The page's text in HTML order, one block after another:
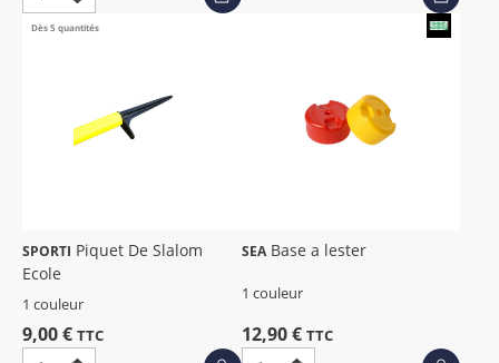
Dès 5 quantités
SPORTI
Ecole
1 couleur
9,00 € TTC
SEA Base a lester
1 couleur
12,90 € TTC